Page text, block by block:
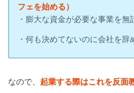
フェを始める）
・膨大な資金が必要な事業を無
・何も決めてないのに会社を辞
なので、 起業する際はこれを反面